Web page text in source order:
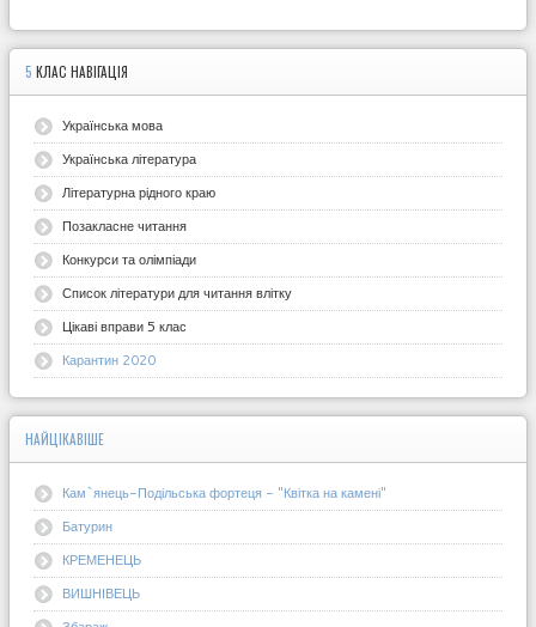
5 КЛАС НАВІГАЦІЯ
Українська мова
Українська література
Літературна рідного краю
Позакласне читання
Конкурси та олімпіади
Список літератури для читання влітку
Цікаві вправи 5 клас
Карантин 2020
НАЙЦІКАВІШЕ
Кам`янець-Подільська фортеця - "Квітка на камені"
Батурин
КРЕМЕНЕЦЬ
ВИШНІВЕЦЬ